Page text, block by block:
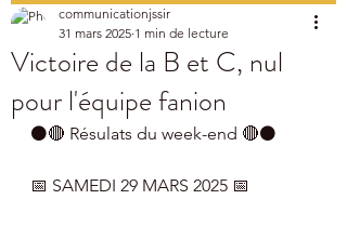
Victoire de la B et C, nul
pour l'équipe fanion
communicationjssir
31 mars 2025 1 min de lecture
⚫️🔴 Résulats du week-end 🔴⚫️
📅 SAMEDI 29 MARS 2025 📅